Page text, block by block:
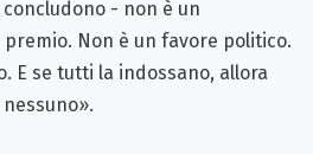
- non è un
premio. Non è un favore politico.
E se tutti la indossano, allora